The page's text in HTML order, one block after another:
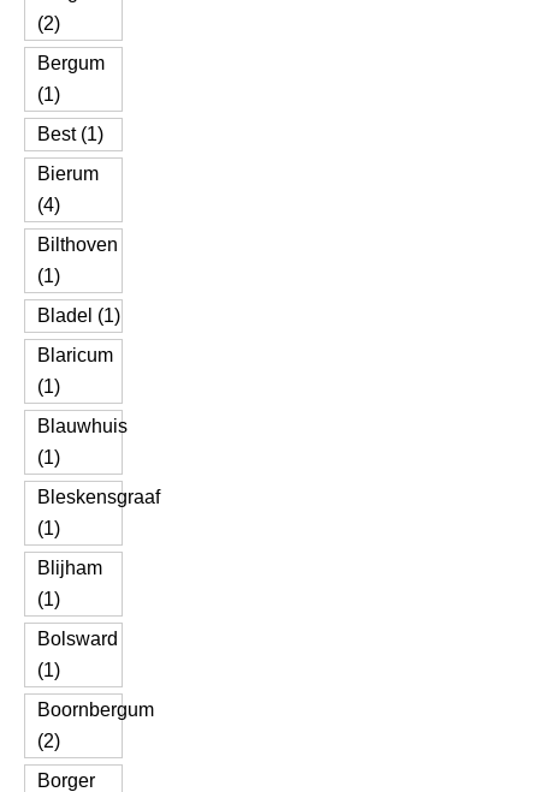
(2)
Bergum
(1)
Best (1)
Bierum
(4)
Bilthoven
(1)
Bladel (1)
Blaricum
(1)
Blauwhuis
(1)
Bleskensgraaf
(1)
Blijham
(1)
Bolsward
(1)
Boornbergum
(2)
Borger